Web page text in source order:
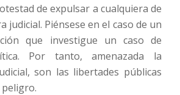
de expulsar a cualquiera de
judicial. Piénsese en el caso de un
que investigue un caso de
Por tanto, amenazada la
son las libertades públicas